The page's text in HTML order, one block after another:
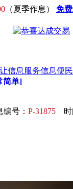
（夏季作息） 免
信息 服务信息便
简单]
编号： P-31875 时